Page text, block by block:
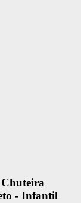
Chuteira
- Infantil